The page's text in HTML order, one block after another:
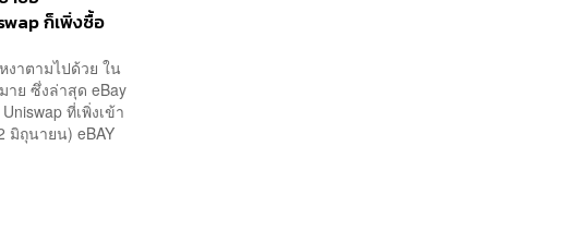
ก็เพิ่งซื้อ
งาตามไปด้วย ใน
าย ซึ่งล่าสุด eBay
ที่เพิ่งเข้า
ถุนายน) eBAY